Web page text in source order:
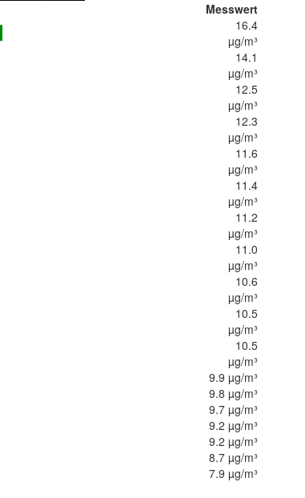
Messwert
16.4
µg/m³
14.1
µg/m³
12.5
µg/m³
12.3
µg/m³
11.6
µg/m³
11.4
µg/m³
11.2
µg/m³
11.0
µg/m³
10.6
µg/m³
10.5
µg/m³
10.5
µg/m³
9.9 µg/m³
9.8 µg/m³
9.7 µg/m³
9.2 µg/m³
9.2 µg/m³
8.7 µg/m³
7.9 µg/m³